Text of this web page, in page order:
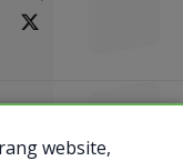
website,